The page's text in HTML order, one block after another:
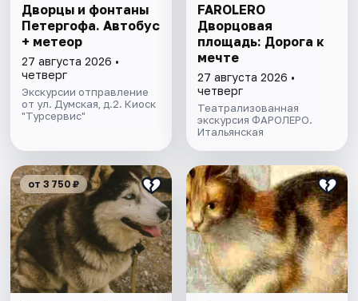
Дворцы и фонтаны
Петергофа. Автобус
+ метеор
27 августа 2026 •
четверг
Экскурсии отправление
от ул. Думская, д.2. Киоск
"Турсервис"
FAROLERO
Дворцовая
площадь: Дорога к
мечте
27 августа 2026 •
четверг
Театрализованная
экскурсия ФАРОЛЕРО.
Итальянская
от 3 750 ₽